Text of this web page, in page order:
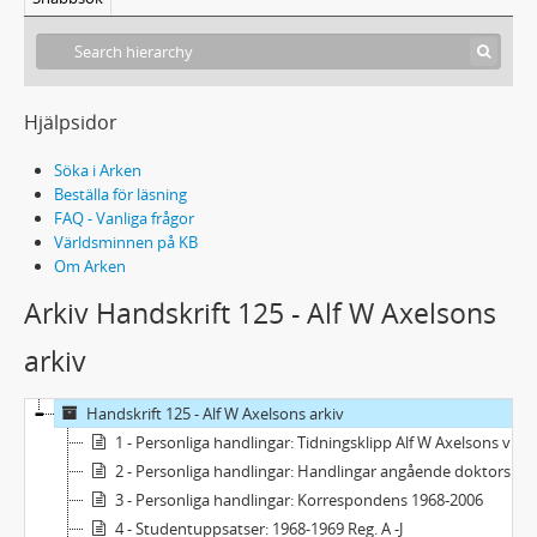
Hjälpsidor
Söka i Arken
Beställa för läsning
FAQ - Vanliga frågor
Världsminnen på KB
Om Arken
Arkiv Handskrift 125 - Alf W Axelsons
arkiv
Handskrift 125 - Alf W Axelsons arkiv
1 - Personliga handlingar: Tidningsklipp Alf W Axelsons verksamhet 1943-2000
2 - Personliga handlingar: Handlingar angående doktorsavhandlingen 1964
3 - Personliga handlingar: Korrespondens 1968-2006
4 - Studentuppsatser: 1968-1969 Reg. A -J